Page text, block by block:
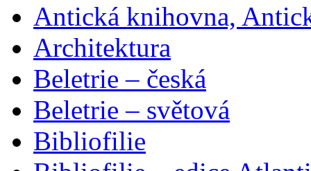
Antická knihovna,
Architektura
Beletrie – česká
Beletrie – světová
Bibliofilie